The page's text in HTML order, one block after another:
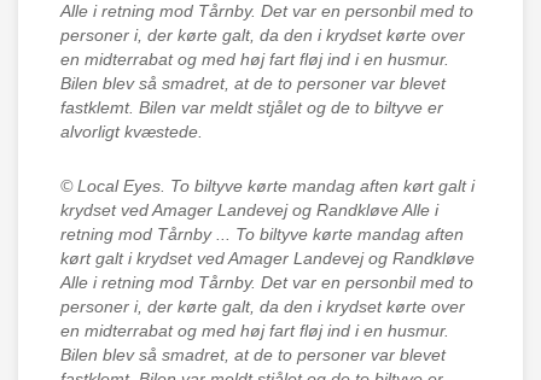
Alle i retning mod Tårnby. Det var en personbil med to
personer i, der kørte galt, da den i krydset kørte over
en midterrabat og med høj fart fløj ind i en husmur.
Bilen blev så smadret, at de to personer var blevet
fastklemt. Bilen var meldt stjålet og de to biltyve er
alvorligt kvæstede.
© Local Eyes. To biltyve kørte mandag aften kørt galt i
krydset ved Amager Landevej og Randkløve Alle i
retning mod Tårnby ... To biltyve kørte mandag aften
kørt galt i krydset ved Amager Landevej og Randkløve
Alle i retning mod Tårnby. Det var en personbil med to
personer i, der kørte galt, da den i krydset kørte over
en midterrabat og med høj fart fløj ind i en husmur.
Bilen blev så smadret, at de to personer var blevet